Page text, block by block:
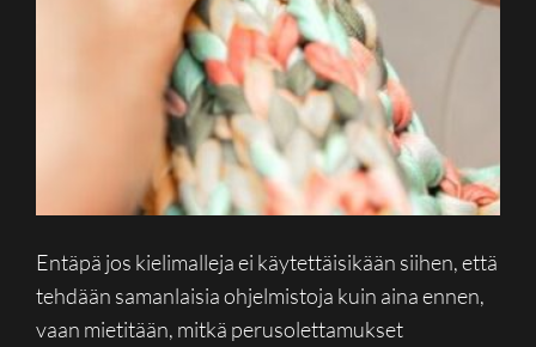
Entäpä jos kielimalleja ei käytettäisikään siihen, että
tehdään samanlaisia ohjelmistoja kuin aina ennen,
vaan mietitään, mitkä perusolettamukset